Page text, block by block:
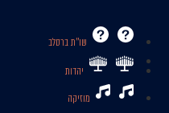
שו’’ת ברסלב
יהדות
מוזיקה